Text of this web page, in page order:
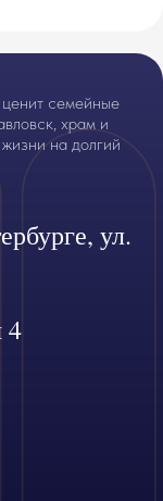
ценит семейные
храм и
на долгий
ул.
4